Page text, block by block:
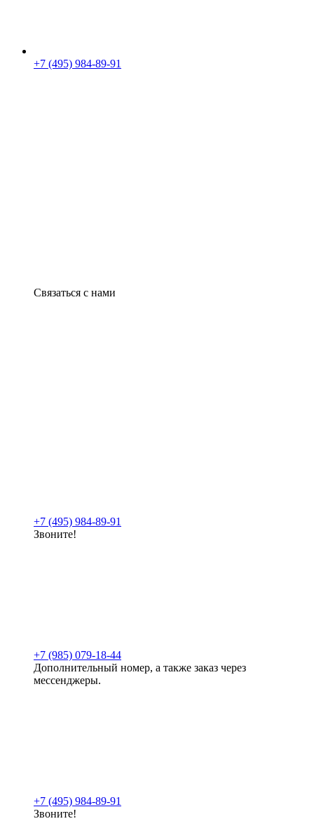
+7 (495) 984-89-91
Связаться с нами
+7 (495) 984-89-91
Звоните!
+7 (985) 079-18-44
Дополнительный номер, а также заказ через
мессенджеры.
+7 (495) 984-89-91
Звоните!